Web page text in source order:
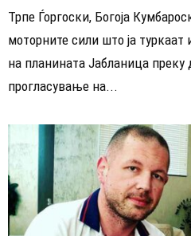
Трпе Ѓоргоски, Богоја
моторните сили што ја
на планината Јабланица
прогласување на...